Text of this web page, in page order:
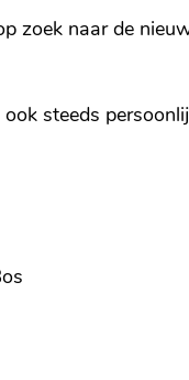
zoek naar de
steeds